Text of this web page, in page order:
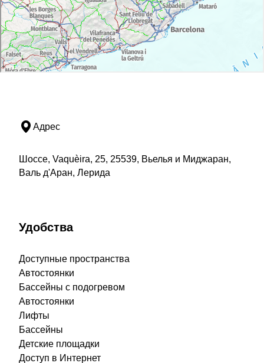
Адрес
Шоссе, Vaquèira, 25, 25539, Вьелья и Миджаран,
Валь д'Аран, Лерида
Удобства
Доступные пространства
Автостоянки
Бассейны с подогревом
Автостоянки
Лифты
Бассейны
Детские площадки
Доступ в Интернет